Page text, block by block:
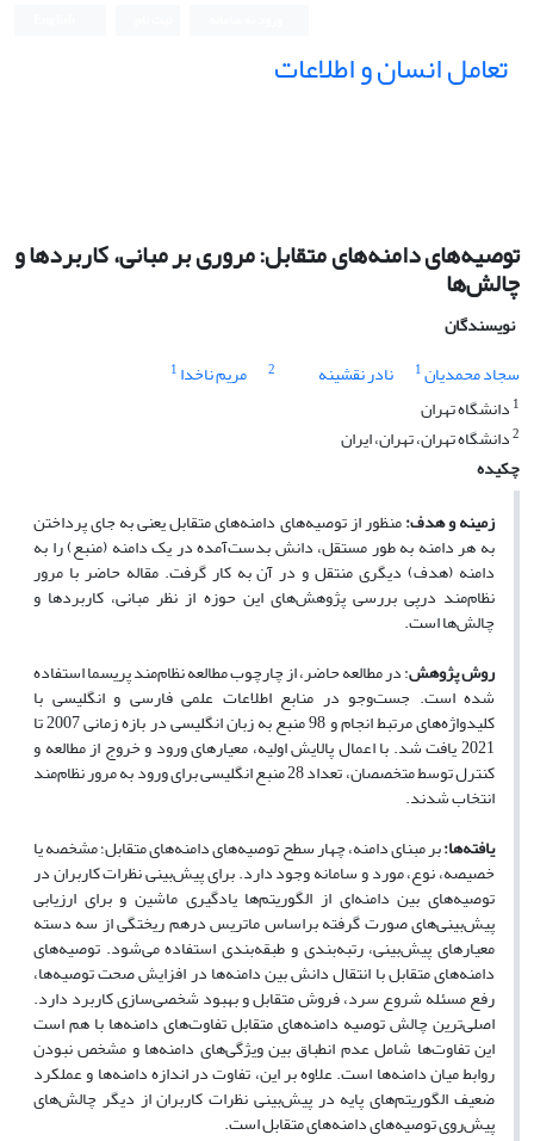
تعامل انسان و اطلاعات
توصیه‌های دامنه‌های متقابل: مروری بر مبانی، کاربردها و
چالش‌ها
نویسندگان
سجاد محمدیان1 نادر نقشینه 2 مریم ناخدا 1
1 دانشگاه تهران
2دانشگاه تهران، تهران، ایران
چکیده
زمینه و هدف:منظور از توصیه‌های دامنه‌های متقابل یعنی به جای پرداختن
به هر دامنه به طور مستقل، دانش بدست‌آمده در یک دامنه (منبع) را به
دامنه (هدف) دیگری منتقل و در آن به کار گرفت. مقاله حاضر با مرور
نظام‌مند درپی بررسی پژوهش‌های این حوزه از نظر مبانی، کاربردها و
چالش‌ها است.
روش پژوهش:در مطالعه حاضر، از چارچوب مطالعه نظام‌مند پریسمااستفاده
شده است. جست‌وجو در منابع اطلاعات علمی فارسی و انگلیسی با
کلیدواژه‌های مرتبط انجام و 98 منبع به زبان انگلیسی در بازه زمانی 2007 تا
2021 یافت شد. با اعمال پالایش اولیه، معیارهای ورود و خروج از مطالعه و
کنترل توسط متخصصان، تعداد 28 منبع انگلیسی برای ورود به مرور نظام‌مند
انتخاب شدند.
یافته‌­ها:بر مبنای دامنه، چهار سطح توصیه‌های دامنه‌های متقابل؛ مشخصه یا
خصیصه، نوع، مورد و سامانه وجود دارد. برای پیش‌بینی نظرات کاربران در
توصیه‌های بین دامنه‌ای از الگوریتم‌ها یادگیری ماشین و برای ارزیابی
پیش‌بینی‌های صورت گرفته براساس ماتریس درهم ریختگی از سه دسته
معیارهای پیش‌بینی، رتبه‌بندی و طبقه‌بندی استفاده می‌شود. توصیه‌‌های
دامنه­‌های متقابل با انتقال دانش بین دامنه‌­ها در افزایش صحت توصیه‌ها،
رفع مسئله شروع سرد، فروش متقابل و بهبود شخصی‌سازی کاربرد دارد.
اصلی­‌ترین چالش توصیه دامنه‌های متقابل تفاوت­‌های دامنه‌­ها با هم است
این تفاوت­‌ها شامل عدم انطباق بین ویژگی­‌های دامنه‌­ها و مشخص نبودن
روابط میان دامنه‌­ها است. علاوه بر این، تفاوت در اندازه دامنه‌ها و عملکرد
ضعیف الگوریتم‌های پایه در پیش‌بینی نظرات کاربران از دیگر چالش‌های
پیش‌روی توصیه‌های دامنه‌های متقابل است.